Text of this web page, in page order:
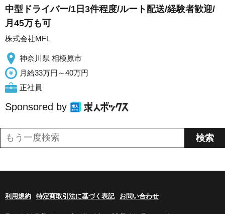
中型ドライバー/1日3件程度/ルート配送/経験者歓迎/
月45万も可
株式会社MFL
神奈川県 相模原市
月給33万円～40万円
正社員
Sponsored by
利用規約 特定商取引法に基づく表記 お問い合わせ